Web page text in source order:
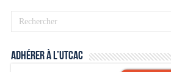
Adhérer à l’UTCAC